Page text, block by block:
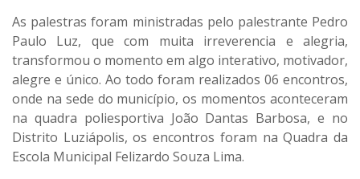
As palestras foram ministradas pelo palestrante Pedro
Paulo Luz, que com muita irreverencia e alegria,
transformou o momento em algo interativo, motivador,
alegre e único. Ao todo foram realizados 06 encontros,
onde na sede do município, os momentos aconteceram
na quadra poliesportiva João Dantas Barbosa, e no
Distrito Luziápolis, os encontros foram na Quadra da
Escola Municipal Felizardo Souza Lima.